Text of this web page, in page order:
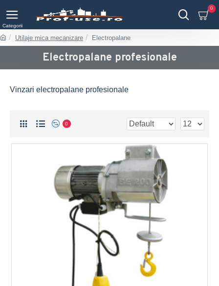
0
Utilaje mica mecanizare Electropalane
Electropalane profesionale
Vinzari electropalane profesionale
0